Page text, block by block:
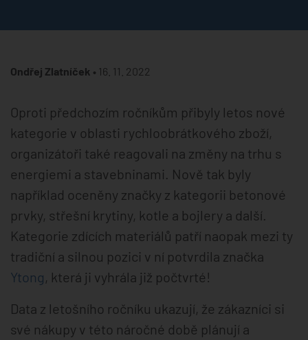
Ondřej Zlatníček • 16. 11. 2022
Oproti předchozím ročníkům přibyly letos nové
kategorie v oblasti rychloobrátkového zboží,
organizátoři také reagovali na změny na trhu s
energiemi a stavebninami. Nově tak byly
například oceněny značky z kategorii betonové
prvky, střešní krytiny, kotle a bojlery a další.
Kategorie zdících materiálů patří naopak mezi ty
tradiční a silnou pozici v ní potvrdila značka
Ytong, která ji vyhrála již počtvrté!
Data z letošního ročníku ukazují, že zákazníci si
své nákupy v této náročné době plánují a